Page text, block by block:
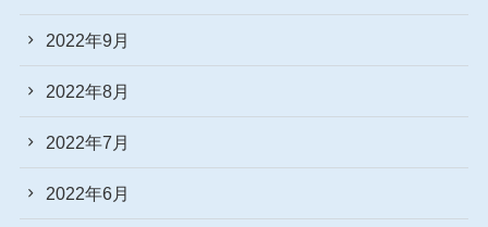
2022年9月
2022年8月
2022年7月
2022年6月